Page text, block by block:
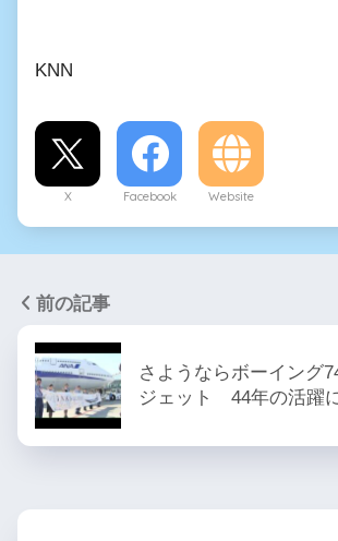
KNN
X Facebook Website
前の記事
さようならボーイング
ジェット 44年の活躍